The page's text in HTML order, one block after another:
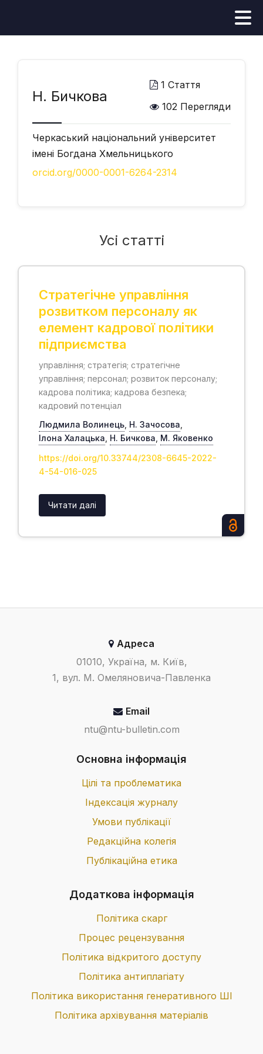
Н. Бичкова
1 Стаття
102 Перегляди
Черкаський національний університет
імені Богдана Хмельницького
orcid.org/0000-0001-6264-2314
Усі статті
Стратегічне управління
розвитком персоналу як
елемент кадрової політики
підприємства
управління; стратегія; стратегічне
управління; персонал; розвиток персоналу;
кадрова політика; кадрова безпека;
кадровий потенціал
Людмила Волинець Н. Зачосова
Ілона Халацька Н. Бичкова М. Яковенко
https://doi.org/10.33744/2308-6645-2022-
4-54-016-025
Читати далі
Адреса
01010, Україна, м. Київ,
1, вул. М. Омеляновича-Павленка
Email
ntu@ntu-bulletin.com
Основна інформація
Цілі та проблематика
Індексація журналу
Умови публікації
Редакційна колегія
Публікаційна етика
Додаткова інформація
Політика скарг
Процес рецензування
Політика відкритого доступу
Політика антиплагіату
Політика використання генеративного ШІ
Політика архівування матеріалів